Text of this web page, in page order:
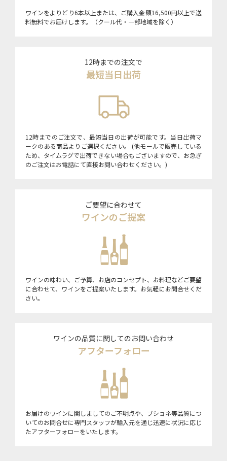
ワインをよりどり6本以上または、ご購入金額16,500円以上で送
料無料でお届けします。（クール代・一部地域を除く）
12時までの注文で
最短当日出荷
12時までのご注文で、最短当日の出荷が可能です。当日出荷マ
ークのある商品よりご選択ください。 (他モールで販売している
ため、タイムラグで出荷できない場合もございますので、お急ぎ
のご注文はお電話にて直接お問い合わせください。)
ご要望に合わせて
ワインのご提案
ワインの味わい、ご予算、お店のコンセプト、お料理などご要望
に合わせて、ワインをご提案いたします。お気軽にお問合せくだ
さい。
ワインの品質に関してのお問い合わせ
アフターフォロー
お届けのワインに関しましてのご不明点や、ブショネ等品質につ
いてのお問合せに専門スタッフが輸入元を通じ迅速に状況に応じ
たアフターフォローをいたします。